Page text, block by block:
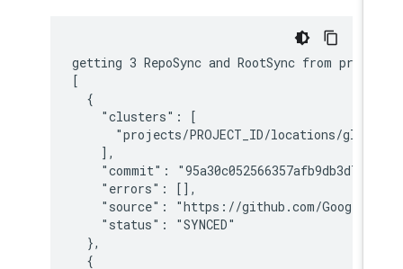
getting 3 RepoSync and RootSync from
    "clusters": [
"projects/PROJECT_ID/locations/
    ],
"commit":
    "errors": [],
"source": "https://github.com/
    "status": "SYNCED"